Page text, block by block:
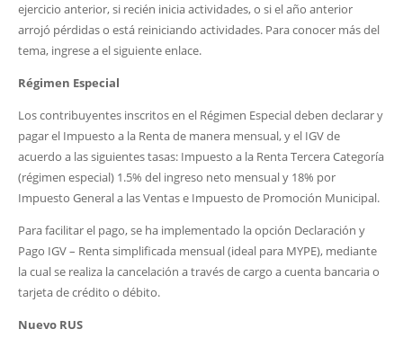
ejercicio anterior, si recién inicia actividades, o si el año anterior
arrojó pérdidas o está reiniciando actividades. Para conocer más del
tema, ingrese a el siguiente enlace.
Régimen Especial
Los contribuyentes inscritos en el Régimen Especial deben declarar y
pagar el Impuesto a la Renta de manera mensual, y el IGV de
acuerdo a las siguientes tasas: Impuesto a la Renta Tercera Categoría
(régimen especial) 1.5% del ingreso neto mensual y 18% por
Impuesto General a las Ventas e Impuesto de Promoción Municipal.
Para facilitar el pago, se ha implementado la opción Declaración y
Pago IGV – Renta simplificada mensual (ideal para MYPE), mediante
la cual se realiza la cancelación a través de cargo a cuenta bancaria o
tarjeta de crédito o débito.
Nuevo RUS